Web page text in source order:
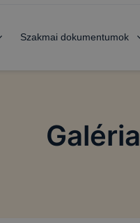
Szakmai dokumentumok
Galéria